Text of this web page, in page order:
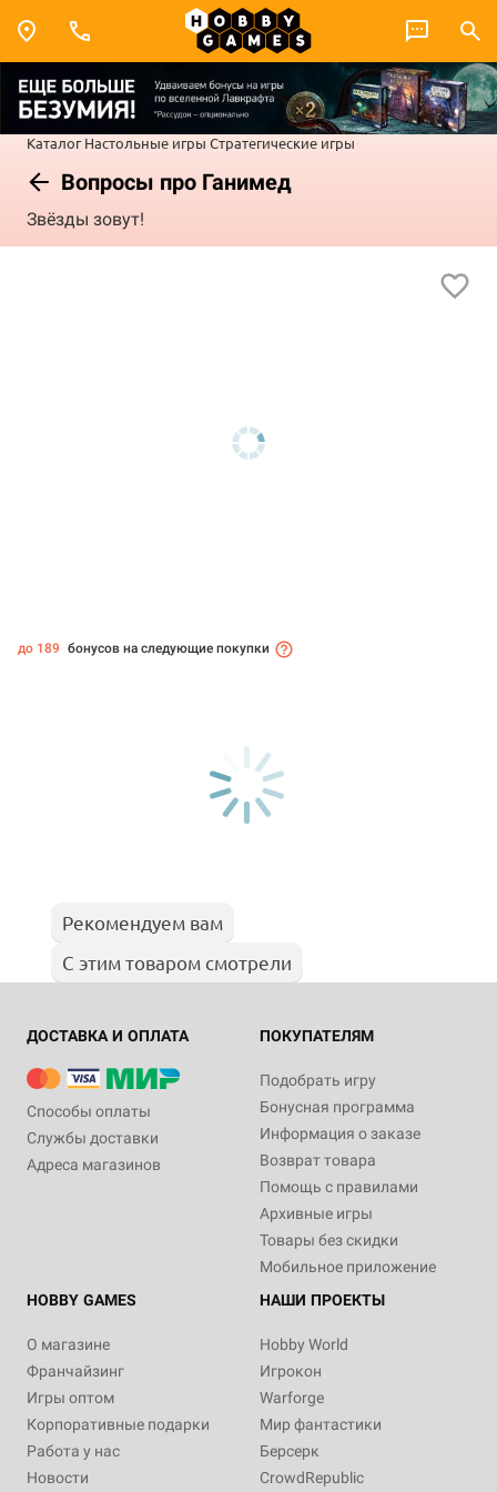
Каталог Настольные игры Стратегические игры
Вопросы про Ганимед
Звёзды зовут!
до 189 бонусов на следующие покупки
Рекомендуем вам
С этим товаром смотрели
ДОСТАВКА И ОПЛАТА
Способы оплаты
Службы доставки
Адреса магазинов
ПОКУПАТЕЛЯМ
Подобрать игру
Бонусная программа
Информация о заказе
Возврат товара
Помощь с правилами
Архивные игры
Товары без скидки
Мобильное приложение
HOBBY GAMES
О магазине
Франчайзинг
Игры оптом
Корпоративные подарки
Работа у нас
Новости
НАШИ ПРОЕКТЫ
Hobby World
Игрокон
Warforge
Мир фантастики
Берсерк
CrowdRepublic